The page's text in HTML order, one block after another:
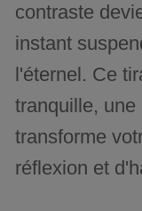
contraste
instant
l'éternel. Ce
tranquille,
transforme
réflexion et